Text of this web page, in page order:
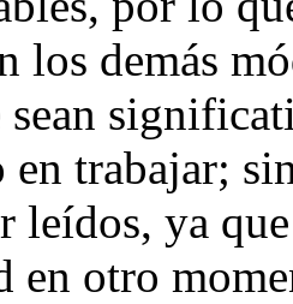
los demás
sean
en trabajar;
leídos, ya
en otro